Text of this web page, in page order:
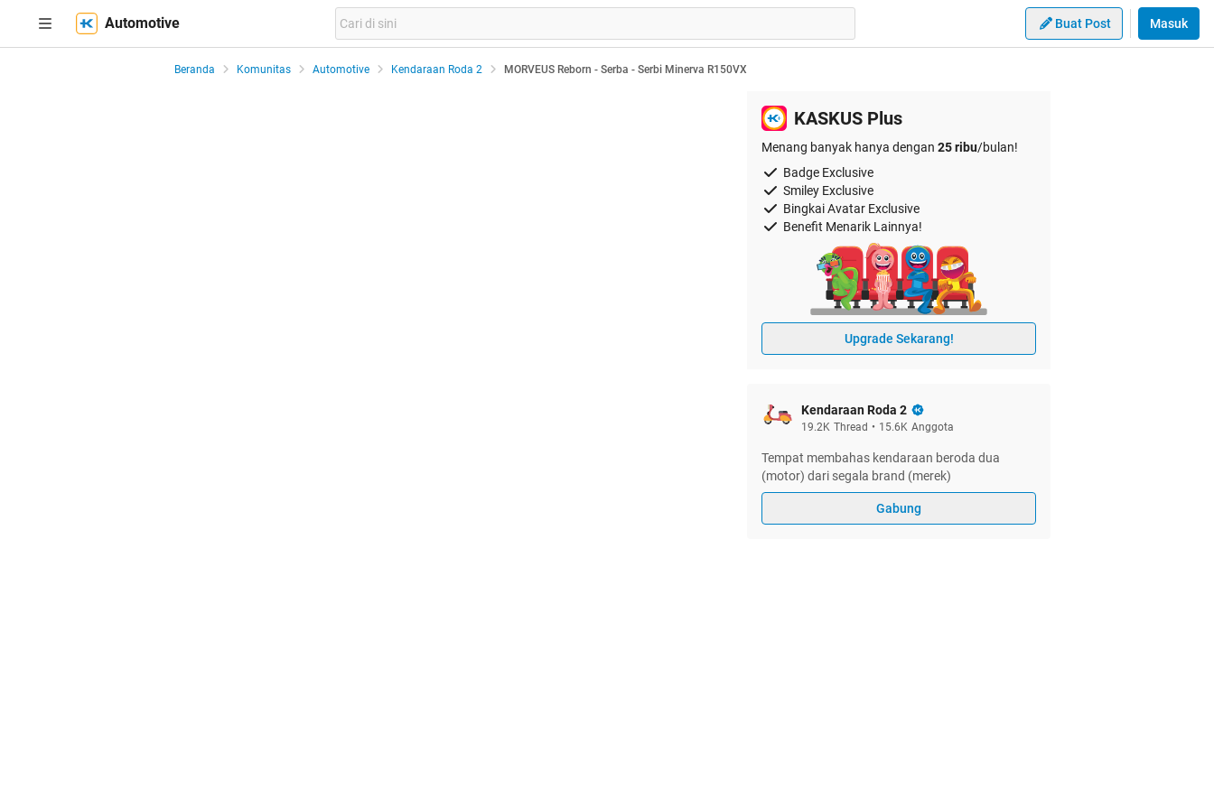
Automotive Buat Post Masuk
Beranda Komunitas Automotive Kendaraan Roda 2 MORVEUS Reborn - Serba - Serbi Minerva R150VX
KASKUS Plus
Menang banyak hanya dengan 25 ribu/bulan!
Badge Exclusive
Smiley Exclusive
Bingkai Avatar Exclusive
Benefit Menarik Lainnya!
Upgrade Sekarang!
Kendaraan Roda 2
19.2K Thread • 15.6K Anggota
Tempat membahas kendaraan beroda dua
(motor) dari segala brand (merek)
Gabung